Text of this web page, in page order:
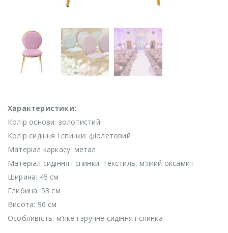
Характеристики:
Колір основи: золотистий
Колір сидіння і спинки: фіолетовий
Матеріал каркасу: метал
Матеріал сидіння і спинки: текстиль, м’який оксамит
Ширина: 45 см
Глибина: 53 см
Висота: 96 см
Особливість: м’яке і зручне сидіння і спинка